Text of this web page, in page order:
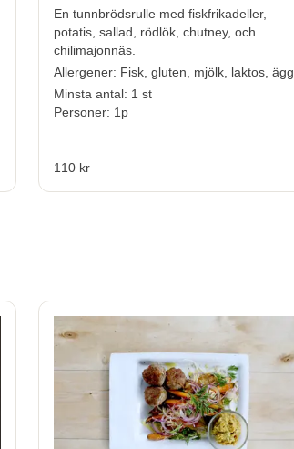
En tunnbrödsrulle med fiskfrikadeller,
potatis, sallad, rödlök, chutney, och
chilimajonnäs.
Allergener: Fisk, gluten, mjölk, laktos, ägg
Minsta antal: 1 st
Personer: 1p
110 kr